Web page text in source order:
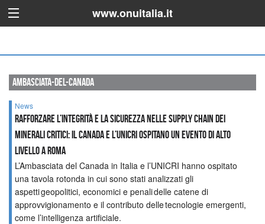
www.onuitalia.it
ambasciata-del-canada
News
Rafforzare l’integrità e la sicurezza nelle supply chain dei
minerali critici: il Canada e l’UNICRI ospitano un evento di alto
livello a Roma
L’Ambasciata del Canada in Italia e l’UNICRI hanno ospitato
una tavola rotonda in cui sono stati analizzati gli
aspetti geopolitici, economici e penali delle catene di
approvvigionamento e il contributo delle tecnologie emergenti,
come l’intelligenza artificiale.